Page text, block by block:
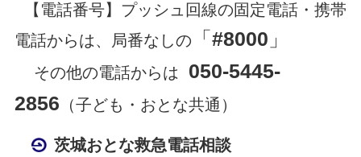
【電話番号】プッシュ回線の固定電話・携帯
電話からは、局番なしの
「 #8000 」
その他の電話からは 050-5445-
2856 （子ども・おとな共通）
茨城おとな救急電話相談